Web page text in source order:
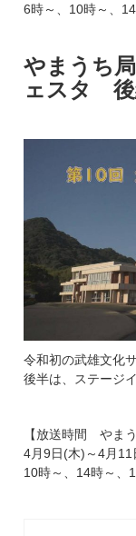
6時～、10時～、
やまうち
ェスタ
令和初の武雄文化
後半は、ステージ
【放送時間 やま
4月9日(木)～4月11
10時～、14時～、